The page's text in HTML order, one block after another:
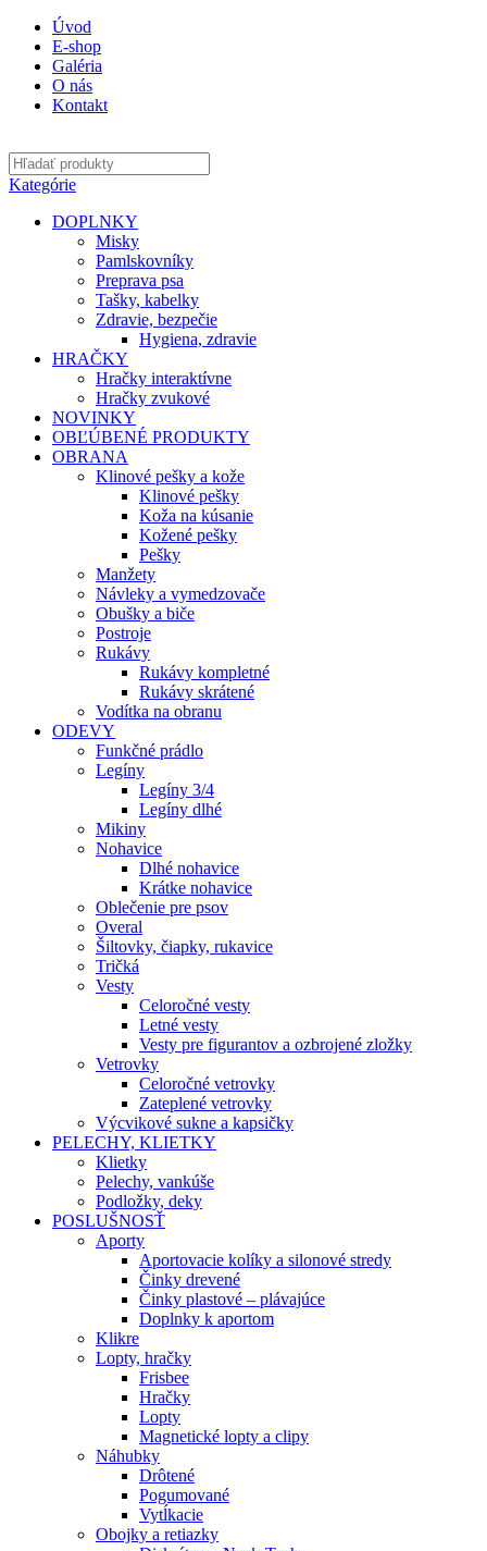
Úvod
E-shop
Galéria
O nás
Kontakt
Kategórie
DOPLNKY
Misky
Pamlskovníky
Preprava psa
Tašky, kabelky
Zdravie, bezpečie
Hygiena, zdravie
HRAČKY
Hračky interaktívne
Hračky zvukové
NOVINKY
OBĽÚBENÉ PRODUKTY
OBRANA
Klinové pešky a kože
Klinové pešky
Koža na kúsanie
Kožené pešky
Pešky
Manžety
Návleky a vymedzovače
Obušky a biče
Postroje
Rukávy
Rukávy kompletné
Rukávy skrátené
Vodítka na obranu
ODEVY
Funkčné prádlo
Legíny
Legíny 3/4
Legíny dlhé
Mikiny
Nohavice
Dlhé nohavice
Krátke nohavice
Oblečenie pre psov
Overal
Šiltovky, čiapky, rukavice
Tričká
Vesty
Celoročné vesty
Letné vesty
Vesty pre figurantov a ozbrojené zložky
Vetrovky
Celoročné vetrovky
Zateplené vetrovky
Výcvikové sukne a kapsičky
PELECHY, KLIETKY
Klietky
Pelechy, vankúše
Podložky, deky
POSLUŠNOSŤ
Aporty
Aportovacie kolíky a silonové stredy
Činky drevené
Činky plastové – plávajúce
Doplnky k aportom
Klikre
Lopty, hračky
Frisbee
Hračky
Lopty
Magnetické lopty a clipy
Náhubky
Drôtené
Pogumované
Vytĺkacie
Obojky a retiazky